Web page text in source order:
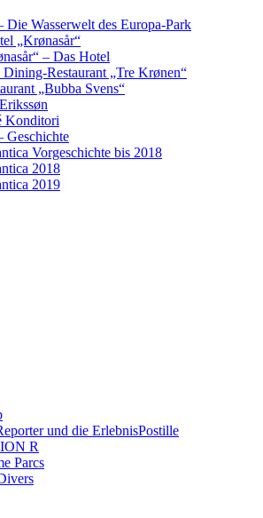
Die Wasserwelt des Europa-Park
„Krønasår“
– Das Hotel
Dining-Restaurant „Tre Krønen“
„Bubba Svens“
Konditori
Geschichte
Vorgeschichte bis 2018
2018
2019
und die ErlebnisPostille
R
Parcs